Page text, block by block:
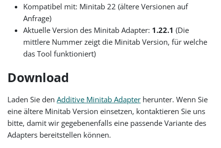
Kompatibel mit: Minitab 22 (ältere Versionen auf
Anfrage)
Aktuelle Version des Minitab Adapter: 1.22.1 (Die
mittlere Nummer zeigt die Minitab Version, für welche
das Tool funktioniert)
Download
Laden Sie denAdditive Minitab Adapter herunter. Wenn Sie
eine ältere Minitab Version einsetzen, kontaktieren Sie uns
bitte, damit wir gegebenenfalls eine passende Variante des
Adapters bereitstellen können.